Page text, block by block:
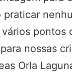
pontos
nossas
Orla